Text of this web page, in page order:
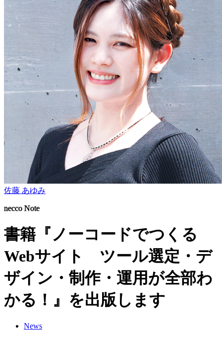
佐藤 あゆみ
necco Note
書籍『ノーコードでつくる
Webサイト ツール選定・デ
ザイン・制作・運用が全部わ
かる！』を出版します
News